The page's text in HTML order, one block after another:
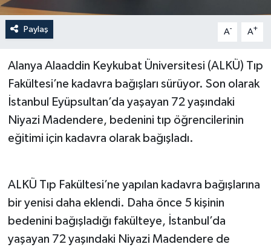
Paylaş A- A+
Alanya Alaaddin Keykubat Üniversitesi (ALKÜ) Tıp
Fakültesi’ne kadavra bağışları sürüyor. Son olarak
İstanbul Eyüpsultan’da yaşayan 72 yaşındaki
Niyazi Madendere, bedenini tıp öğrencilerinin
eğitimi için kadavra olarak bağışladı.
ALKÜ Tıp Fakültesi’ne yapılan kadavra bağışlarına
bir yenisi daha eklendi. Daha önce 5 kişinin
bedenini bağışladığı fakülteye, İstanbul’da
yaşayan 72 yaşındaki Niyazi Madendere de
Öğle Bülteni
Siyaset
Sosyal medya
Spor
Teknoloji
Televizyon
Turizm